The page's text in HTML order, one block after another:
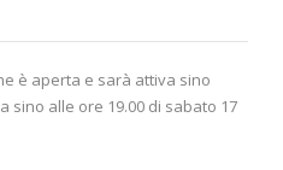
è aperta e sarà attiva sino
sino alle ore 19.00 di sabato 17